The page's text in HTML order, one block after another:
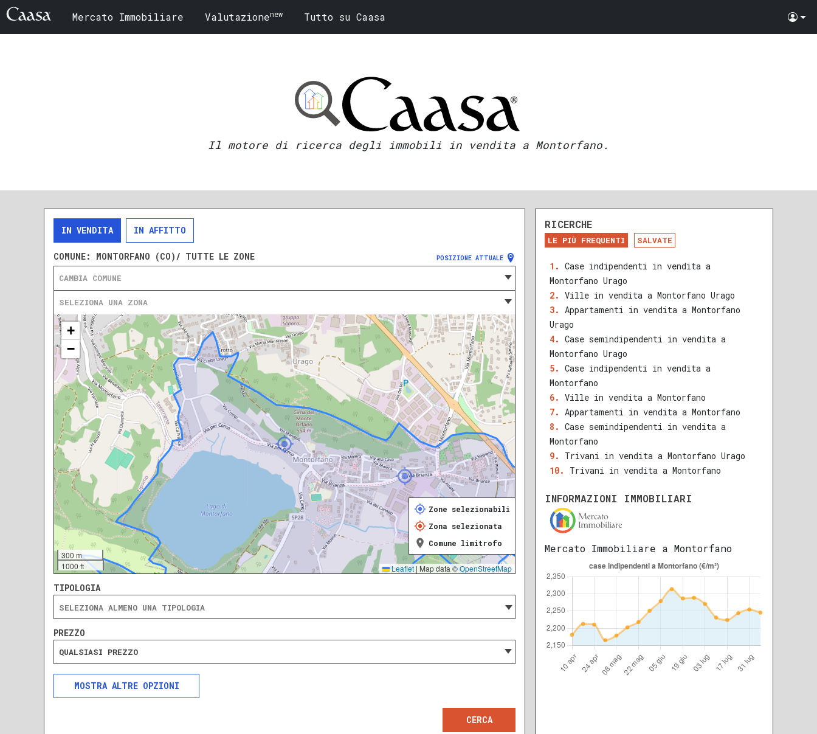
Mercato Immobiliare Valutazionenew Tutto su Caasa
Il motore di ricerca degli immobili in vendita a Montorfano.
IN VENDITA IN AFFITTO
COMUNE: MONTORFANO (CO)/ TUTTE LE ZONE POSIZIONE ATTUALE
CAMBIA COMUNE
SELEZIONA UNA ZONA
+
−
300 m
1000 ft
Leaflet | Map data ©OpenStreetMap
Zone selezionabili
Zona selezionata
Comune limitrofo
TIPOLOGIA
PREZZO
QUALSIASI PREZZO
ALTRE OPZIONI
RICERCHE
LE PIÙ FREQUENTI SALVATE
Case indipendenti in vendita a
Montorfano Urago
Ville in vendita a Montorfano Urago
Appartamenti in vendita a Montorfano
Urago
Case semindipendenti in vendita a
Montorfano Urago
Case indipendenti in vendita a
Montorfano
Ville in vendita a Montorfano
Appartamenti in vendita a Montorfano
Case semindipendenti in vendita a
Montorfano
Trivani in vendita a Montorfano Urago
Trivani in vendita a Montorfano
INFORMAZIONI IMMOBILIARI
Mercato Immobiliare a Montorfano